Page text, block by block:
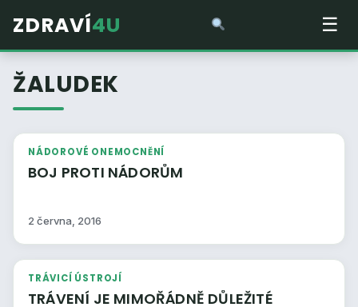
ZDRAVÍ4U ☰
ŽALUDEK
NÁDOROVÉ ONEMOCNĚNÍ
BOJ PROTI NÁDORŮM
2 června, 2016
TRÁVICÍ ÚSTROJÍ
TRÁVENÍ JE MIMOŘÁDNĚ DŮLEŽITÉ